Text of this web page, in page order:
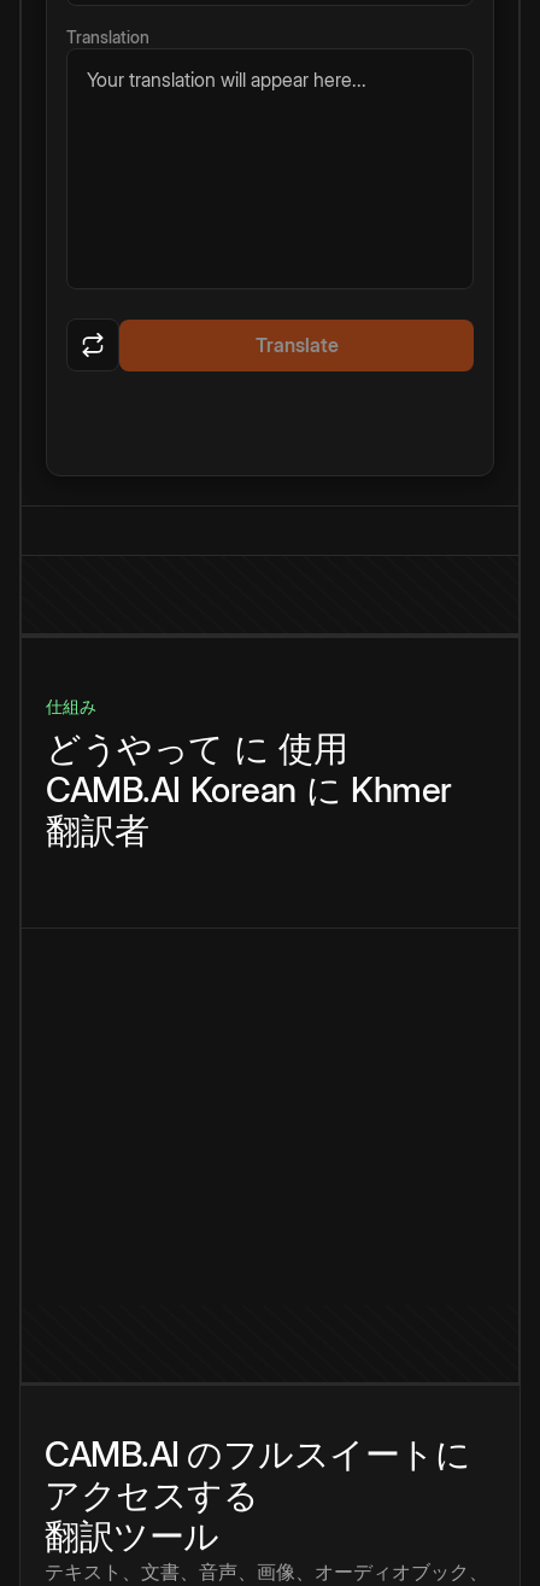
Translation
Your translation will appear here...
Translate
仕組み
どうやって に 使用
CAMB.AI Korean に Khmer
翻訳者
CAMB.AI のフルスイートに
アクセスする
翻訳ツール
テキスト、文書、音声、画像、オーディオブック、